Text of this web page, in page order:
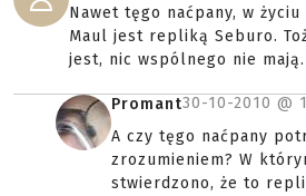
Nawet tęgo naćpany, w życiu
Maul jest repliką Seburo.
jest, nic wspólnego nie mają.
Promant30-10-2010 @
A czy tęgo naćpany
zrozumieniem? W
stwierdzono, że to